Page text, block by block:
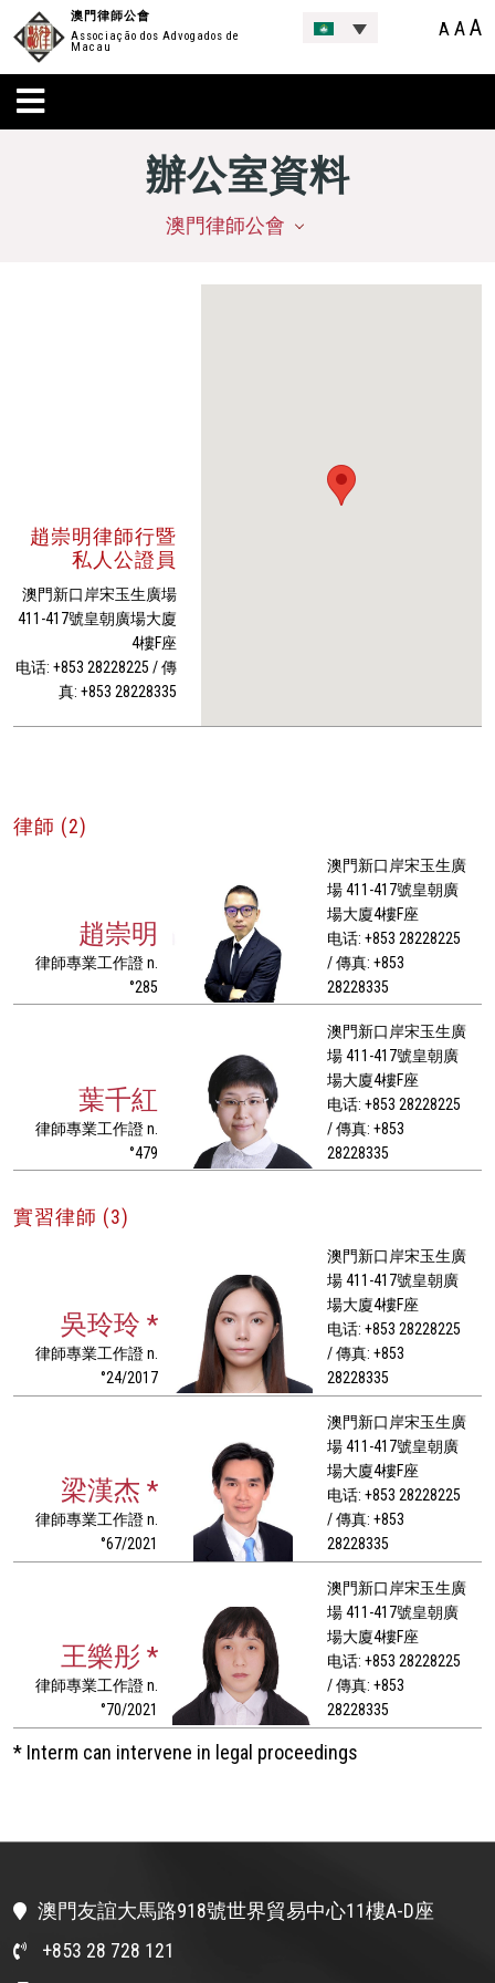
澳門律師公會
Associação dos Advogados de
Macau
A AA
辦公室資料
澳門律師公會
趙崇明律師行暨
私人公證員
澳門新口岸宋玉生廣場
411-417號皇朝廣場大廈
4樓F座
电话: +853 28228225 / 傳
真: +853 28228335
律師 (2)
趙崇明
律師專業工作證 n.
°285
澳門新口岸宋玉生廣
場 411-417號皇朝廣
場大廈4樓F座
电话: +853 28228225
/ 傳真: +853
28228335
葉千紅
律師專業工作證 n.
°479
澳門新口岸宋玉生廣
場 411-417號皇朝廣
場大廈4樓F座
电话: +853 28228225
/ 傳真: +853
28228335
實習律師 (3)
吳玲玲 *
律師專業工作證 n.
°24/2017
澳門新口岸宋玉生廣
場 411-417號皇朝廣
場大廈4樓F座
电话: +853 28228225
/ 傳真: +853
28228335
梁漢杰 *
律師專業工作證 n.
°67/2021
澳門新口岸宋玉生廣
場 411-417號皇朝廣
場大廈4樓F座
电话: +853 28228225
/ 傳真: +853
28228335
王樂彤 *
律師專業工作證 n.
°70/2021
澳門新口岸宋玉生廣
場 411-417號皇朝廣
場大廈4樓F座
电话: +853 28228225
/ 傳真: +853
28228335
* Interm can intervene in legal proceedings
澳門友誼大馬路918號世界貿易中心11樓A-D座
+853 28 728 121